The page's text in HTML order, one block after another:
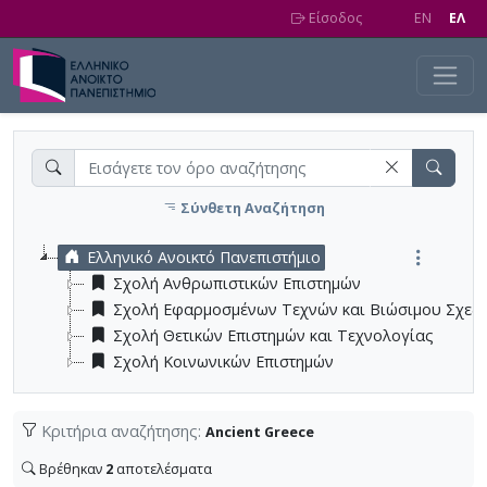
Είσοδος EN EΛ
Σύνθετη Αναζήτηση
Ελληνικό Ανοικτό Πανεπιστήμιο
Σχολή Ανθρωπιστικών Επιστημών
Σχολή Εφαρμοσμένων Τεχνών και Βιώσιμου
Σχολή Θετικών Επιστημών και Τεχνολογίας
Σχολή Κοινωνικών Επιστημών
Κριτήρια αναζήτησης: Ancient Greece
Βρέθηκαν 2 αποτελέσματα